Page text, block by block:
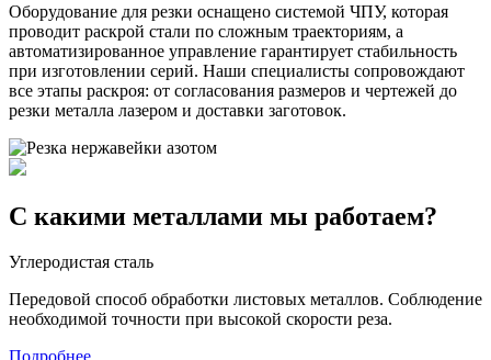
Оборудование для резки оснащено системой ЧПУ, которая
проводит раскрой стали по сложным траекториям, а
автоматизированное управление гарантирует стабильность
при изготовлении серий. Наши специалисты сопровождают
все этапы раскроя: от согласования размеров и чертежей до
резки металла лазером и доставки заготовок.
С какими металлами мы работаем?
Углеродистая сталь
Передовой способ обработки листовых металлов. Соблюдение
необходимой точности при высокой скорости реза.